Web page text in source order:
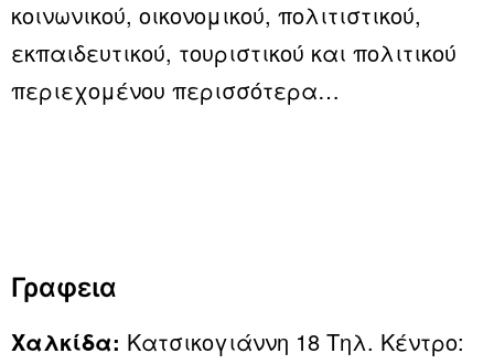
κοινωνικού, οικονομικού, πολιτιστικού,
εκπαιδευτικού, τουριστικού και πολιτικού
περιεχομένου περισσότερα…
Γραφεια
Χαλκίδα: Κατσικογιάννη 18 Τηλ. Κέντρο: